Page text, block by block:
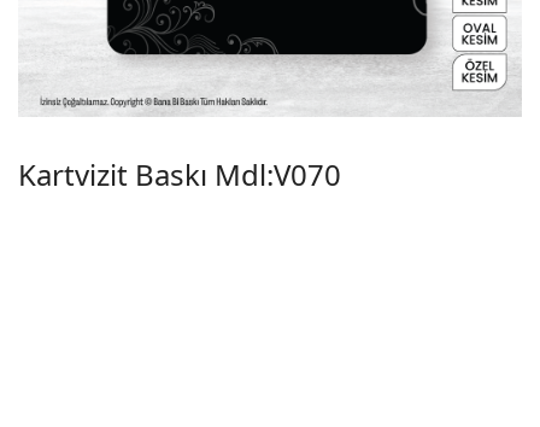
Kartvizit Baskı Mdl:V070